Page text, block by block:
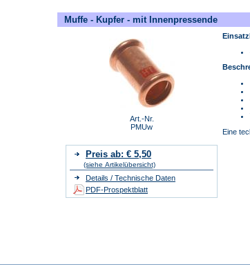
Muffe - Kupfer - mit Innenpressende
Art.-Nr.
PMUw
Preis ab: € 5,50
(siehe Artikelübersicht)
Details / Technische Daten
PDF-Prospektblatt
Eine